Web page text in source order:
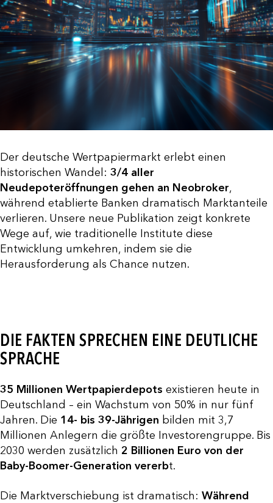
Der deutsche Wertpapiermarkt erlebt einen
historischen Wandel: 3/4 aller
Neudepoteröffnungen gehen an Neobroker,
während etablierte Banken dramatisch Marktanteile
verlieren. Unsere neue Publikation zeigt konkrete
Wege auf, wie traditionelle Institute diese
Entwicklung umkehren, indem sie die
Herausforderung als Chance nutzen.
DIE FAKTEN SPRECHEN EINE DEUTLICHE
SPRACHE
35 Millionen Wertpapierdepots existieren heute in
Deutschland – ein Wachstum von 50% in nur fünf
Jahren. Die 14- bis 39-Jährigen bilden mit 3,7
Millionen Anlegern die größte Investorengruppe. Bis
2030 werden zusätzlich 2 Billionen Euro von der
Baby-Boomer-Generation vererbt.
Die Marktverschiebung ist dramatisch: Während